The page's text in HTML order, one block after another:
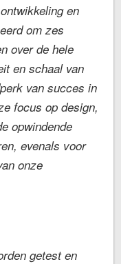
en
om zes
over de hele
en schaal van
van succes in
focus op design,
opwindende
evenals voor
onze
getest en